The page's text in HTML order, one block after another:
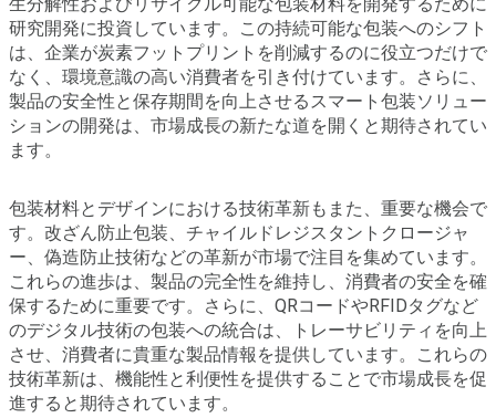
研究開発に投資しています。この持続可能な包装へのシフト
は、企業が炭素フットプリントを削減するのに役立つだけで
なく、環境意識の高い消費者を引き付けています。さらに、
製品の安全性と保存期間を向上させるスマート包装ソリュー
ションの開発は、市場成長の新たな道を開くと期待されてい
ます。
包装材料とデザインにおける技術革新もまた、重要な機会で
す。改ざん防止包装、チャイルドレジスタントクロージャ
ー、偽造防止技術などの革新が市場で注目を集めています。
これらの進歩は、製品の完全性を維持し、消費者の安全を確
保するために重要です。さらに、QRコードやRFIDタグなど
のデジタル技術の包装への統合は、トレーサビリティを向上
させ、消費者に貴重な製品情報を提供しています。これらの
技術革新は、機能性と利便性を提供することで市場成長を促
進すると期待されています。